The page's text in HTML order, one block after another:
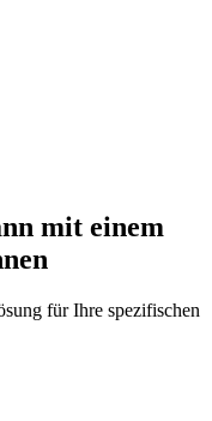
mit einem
für Ihre spezifischen